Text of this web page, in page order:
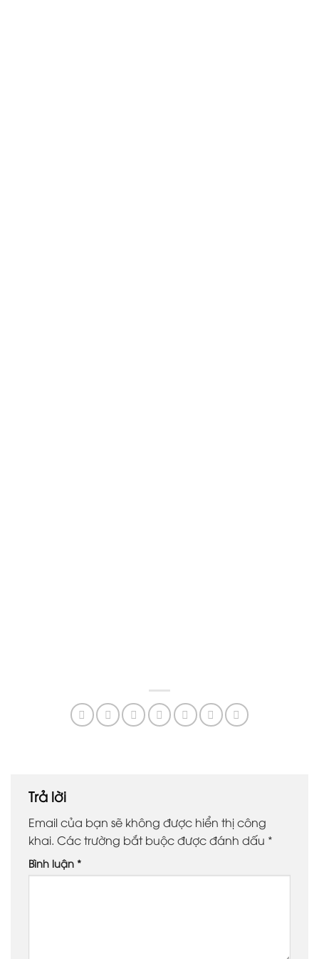
Trả lời
Email của bạn sẽ không được hiển thị công
khai. Các trường bắt buộc được đánh dấu *
Bình luận *